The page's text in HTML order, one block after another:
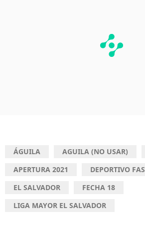
ÁGUILA AGUILA (NO USAR)
APERTURA 2021
DEPORTIVO FAS
EL SALVADOR
FECHA 18
LIGA MAYOR EL SALVADOR